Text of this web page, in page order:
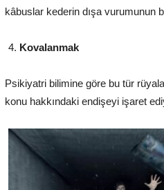
kâbuslar kederin dışa vurumunun
Kovalanmak
Psikiyatri bilimine göre bu tür
konu hakkındaki endişeyi işaret